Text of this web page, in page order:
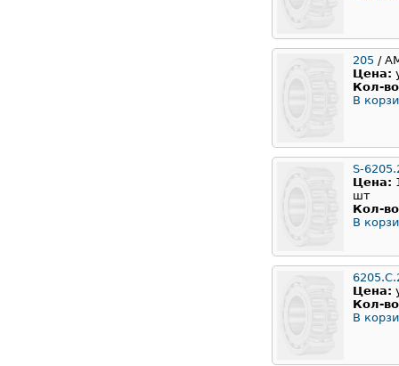
205 /
Цена:
Кол-
В
S-
Цена:
шт
Кол-
В
Цена:
Кол-
В